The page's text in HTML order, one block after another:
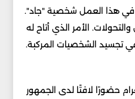
في هذا العمل شخصية "جاد".
الأمر الذي أتاح له
في تجسيد الشخصيات المركبة.
حضورًا لافتًا لدى الجمهور